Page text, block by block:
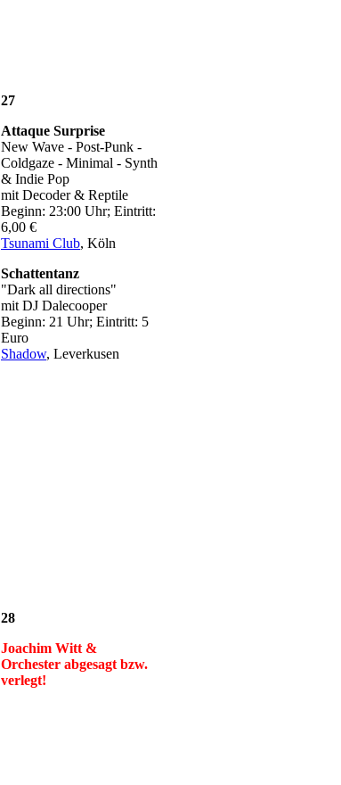
27
Attaque Surprise
New Wave - Post-Punk -
Coldgaze - Minimal - Synth
& Indie Pop
mit Decoder & Reptile
Beginn: 23:00 Uhr; Eintritt:
6,00 €
Tsunami Club, Köln
Schattentanz
"Dark all directions"
mit DJ Dalecooper
Beginn: 21 Uhr; Eintritt: 5
Euro
Shadow, Leverkusen
28
Joachim Witt &
Orchester abgesagt bzw.
verlegt!